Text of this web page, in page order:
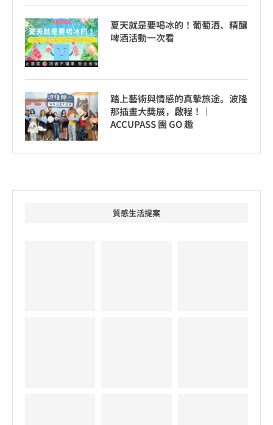
夏天就是要喝冰的！葡萄酒、精釀
啤酒活動一次看
踏上藝術與情感的真摯旅途。波隆
那插畫大獎展，啟程！│
ACCUPASS 團 GO 趣
質感生活提案